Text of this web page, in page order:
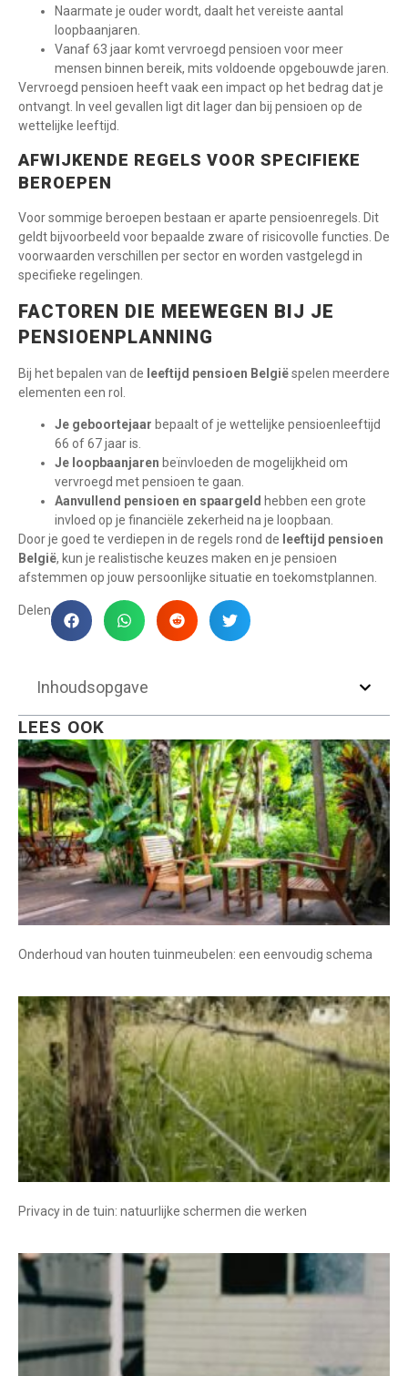
Naarmate je ouder wordt, daalt het vereiste aantal
loopbaanjaren.
Vanaf 63 jaar komt vervroegd pensioen voor meer
mensen binnen bereik, mits voldoende opgebouwde jaren.
Vervroegd pensioen heeft vaak een impact op het bedrag dat je
ontvangt. In veel gevallen ligt dit lager dan bij pensioen op de
wettelijke leeftijd.
AFWIJKENDE REGELS VOOR SPECIFIEKE
BEROEPEN
Voor sommige beroepen bestaan er aparte pensioenregels. Dit
geldt bijvoorbeeld voor bepaalde zware of risicovolle functies. De
voorwaarden verschillen per sector en worden vastgelegd in
specifieke regelingen.
FACTOREN DIE MEEWEGEN BIJ JE
PENSIOENPLANNING
Bij het bepalen van de leeftijd pensioen Belgiëspelen meerdere
elementen een rol.
Je geboortejaar bepaalt of je wettelijke pensioenleeftijd
66 of 67 jaar is.
Je loopbaanjaren beïnvloeden de mogelijkheid om
vervroegd met pensioen te gaan.
Aanvullend pensioen en spaargeld hebben een grote
invloed op je financiële zekerheid na je loopbaan.
Door je goed te verdiepen in de regels rond de leeftijd pensioen
België, kun je realistische keuzes maken en je pensioen
afstemmen op jouw persoonlijke situatie en toekomstplannen.
Delen
Inhoudsopgave
LEES OOK
Onderhoud van houten tuinmeubelen: een eenvoudig schema
Privacy in de tuin: natuurlijke schermen die werken